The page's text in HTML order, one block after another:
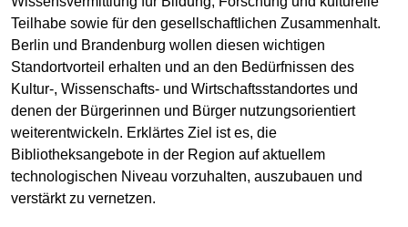
Teilhabe sowie für den gesellschaftlichen Zusammenhalt.
Berlin und Brandenburg wollen diesen wichtigen
Standortvorteil erhalten und an den Bedürfnissen des
Kultur-, Wissenschafts- und Wirtschaftsstandortes und
denen der Bürgerinnen und Bürger nutzungsorientiert
weiterentwickeln. Erklärtes Ziel ist es, die
Bibliotheksangebote in der Region auf aktuellem
technologischen Niveau vorzuhalten, auszubauen und
verstärkt zu vernetzen.